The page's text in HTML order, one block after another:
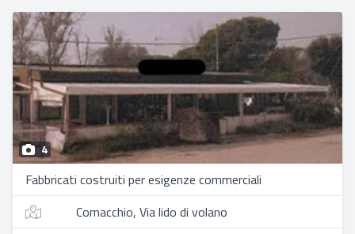
4
Fabbricati costruiti per esigenze commerciali
Comacchio, Via lido di volano